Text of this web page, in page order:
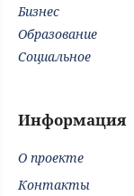
Бизнес
Образование
Социальное
Информация
О проекте
Контакты